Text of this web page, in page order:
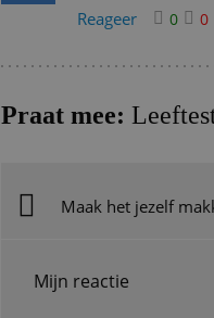
Reageer
0 0
Praat mee:
Maak het jezelf
Mijn reactie